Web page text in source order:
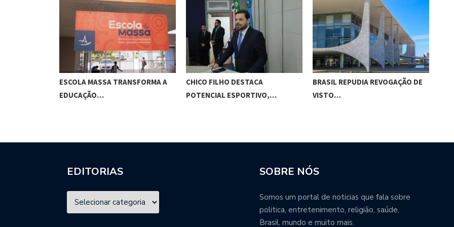
ESCOLA MASSA TRANSFORMA A
EDUCAÇÃO…
CHICO FILHO DESTACA
POTENCIAL ESPORTIVO,…
BRASIL REPUDIA REVOGAÇÃO DE
VISTO…
EDITORIAS SOBRE NÓS
Somos um portal de noticias que fala sobre
politica, entretenimento, religião, saúde,
Brasil, mundo e muito mais.